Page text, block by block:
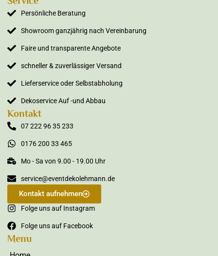
Persönliche Beratung
Showroom ganzjährig nach Vereinbarung
Faire und transparente Angebote
schneller & zuverlässiger Versand
Lieferservice oder Selbstabholung
Dekoservice Auf -und Abbau
Kontakt
07 222 96 35 233
0176 200 33 465
Mo - Sa von 9.00 - 19.00 Uhr
service@eventdekolehmann.de
Kontakt aufnehmen
Folge uns auf Instagram
Folge uns auf Facebook
Menu